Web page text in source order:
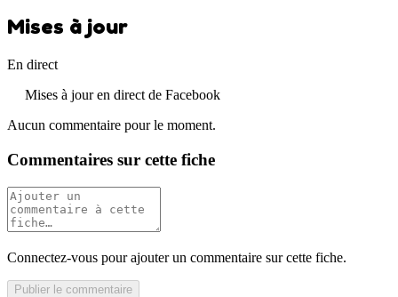
Mises à jour
En direct
Mises à jour en direct de Facebook
Aucun commentaire pour le moment.
Commentaires sur cette fiche
Connectez-vous pour ajouter un commentaire sur cette fiche.
Publier le commentaire